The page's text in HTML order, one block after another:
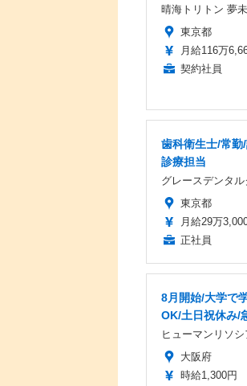
晴海トリトン 夢
東京都
月給116万
契約社員
歯科衛生士/常勤
診療担当
グレースデンタ
東京都
月給29万
正社員
8月開始/大学で
OK/土日祝休み/
ヒューマンリソ
大阪府
時給1,300円